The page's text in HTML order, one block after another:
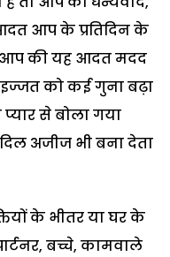
आप के प्रतिदिन के
आप की यह आदत मदद
को कई गुना बढ़ा
से बोला गया
अजीज भी बना देता
के भीतर या घर के
बच्चे, कामवाले